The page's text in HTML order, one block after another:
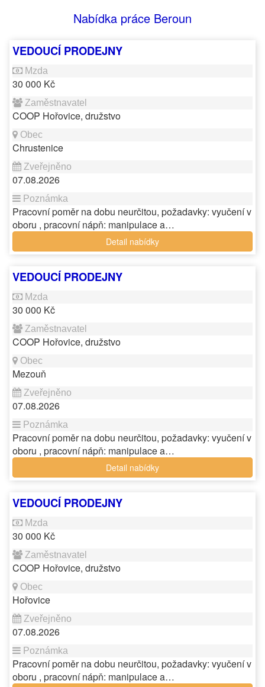
Nabídka práce Beroun
VEDOUCÍ PRODEJNY
30 000 Kč
COOP Hořovice, družstvo
Chrustenice
07.08.2026
Pracovní poměr na dobu neurčitou, požadavky: vyučení v
oboru , pracovní nápň: manipulace a…
Detail nabídky
VEDOUCÍ PRODEJNY
30 000 Kč
COOP Hořovice, družstvo
Mezouň
07.08.2026
Pracovní poměr na dobu neurčitou, požadavky: vyučení v
oboru , pracovní nápň: manipulace a…
Detail nabídky
VEDOUCÍ PRODEJNY
30 000 Kč
COOP Hořovice, družstvo
Hořovice
07.08.2026
Pracovní poměr na dobu neurčitou, požadavky: vyučení v
oboru , pracovní nápň: manipulace a…